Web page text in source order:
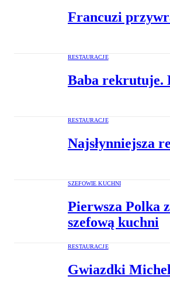
Francuzi
RESTAURACJE
Baba rekrutuje.
RESTAURACJE
Najsłynniejsza
SZEFOWIE KUCHNI
Pierwsza Polka
szefową kuchni
RESTAURACJE
Gwiazdki